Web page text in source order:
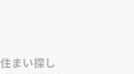
住まい探し